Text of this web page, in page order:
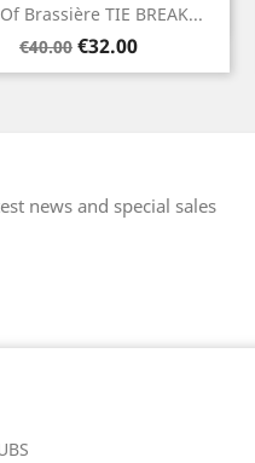
Brassière TIE BREAK...
Regular
price
€40.00 Price
€32.00
Quick view
Yellow
news and special sales